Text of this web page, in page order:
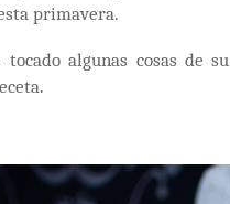
primavera.
algunas cosas de